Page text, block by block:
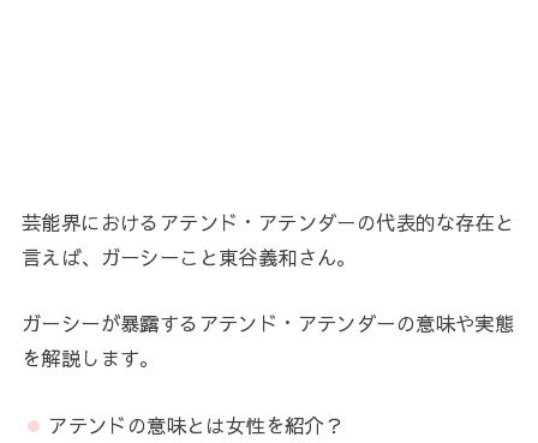
芸能界におけるアテンド・アテンダーの代表的な存在と
言えば、ガーシーこと東谷義和さん。
ガーシーが暴露するアテンド・アテンダーの意味や実態
を解説します。
アテンドの意味とは女性を紹介？